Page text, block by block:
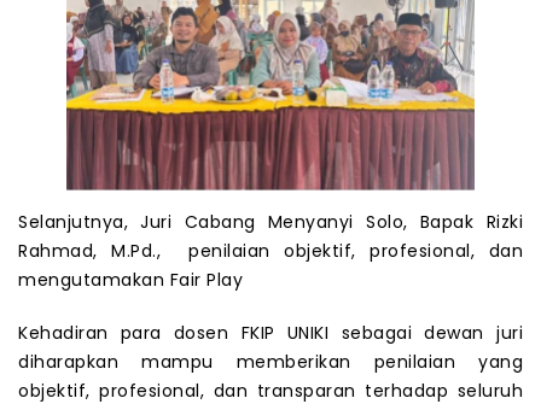
Selanjutnya, Juri Cabang Menyanyi Solo, Bapak Rizki
Rahmad, M.Pd., penilaian objektif, profesional, dan
mengutamakan Fair Play
Kehadiran para dosen FKIP UNIKI sebagai dewan juri
diharapkan mampu memberikan penilaian yang
objektif, profesional, dan transparan terhadap seluruh